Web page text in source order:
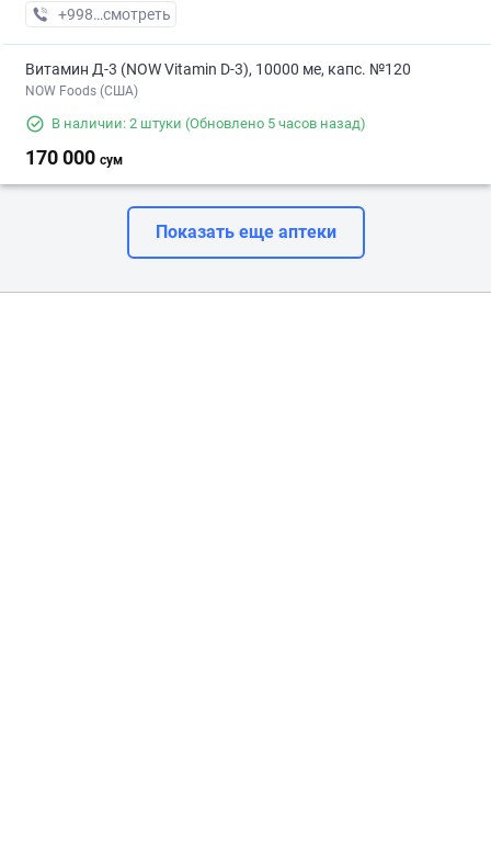
+998 (55) XXX-XX-XX
смотреть
Витамин Д-3 (NOW Vitamin D-3), 10000 ме, капс. №120
NOW Foods (США)
В наличии: 2 штуки (Обновлено 5 часов назад)
170 000 сум
Показать еще аптеки